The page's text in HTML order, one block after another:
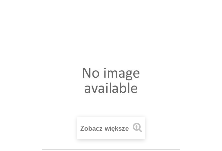
Zobacz większe